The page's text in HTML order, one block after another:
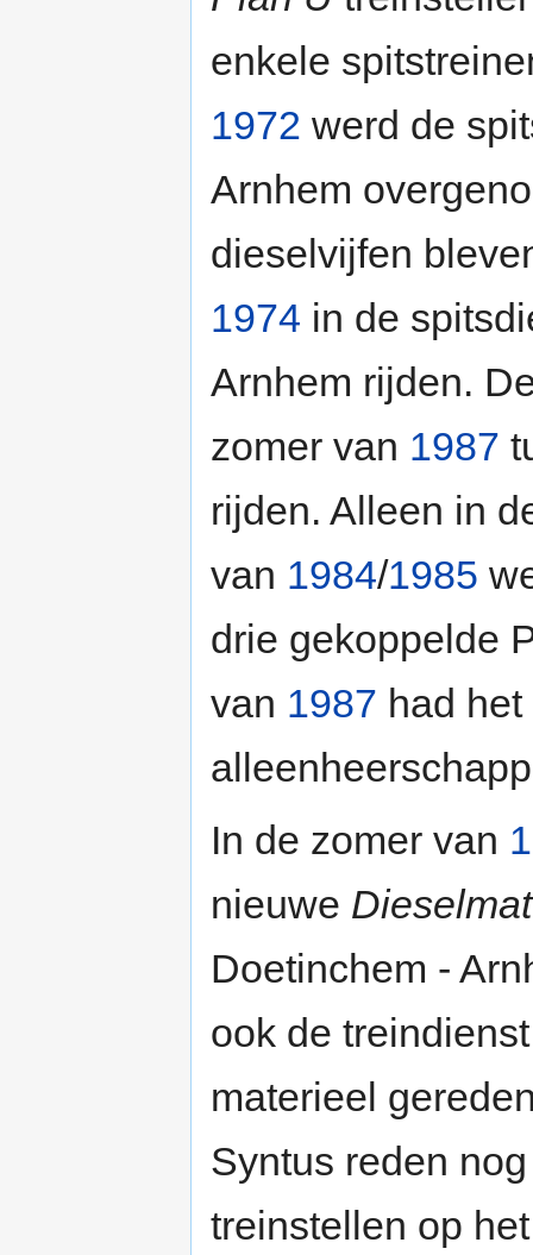
enkele
1972 werd de
Arnhem
dieselvijfen
1974 in de
Arnhem rijden.
zomer van 1987
rijden. Alleen in
van 1984/1985
drie gekoppelde
van 1987 had
In de zomer van
nieuwe
Doetinchem -
ook de
materieel
Syntus reden
treinstellen op